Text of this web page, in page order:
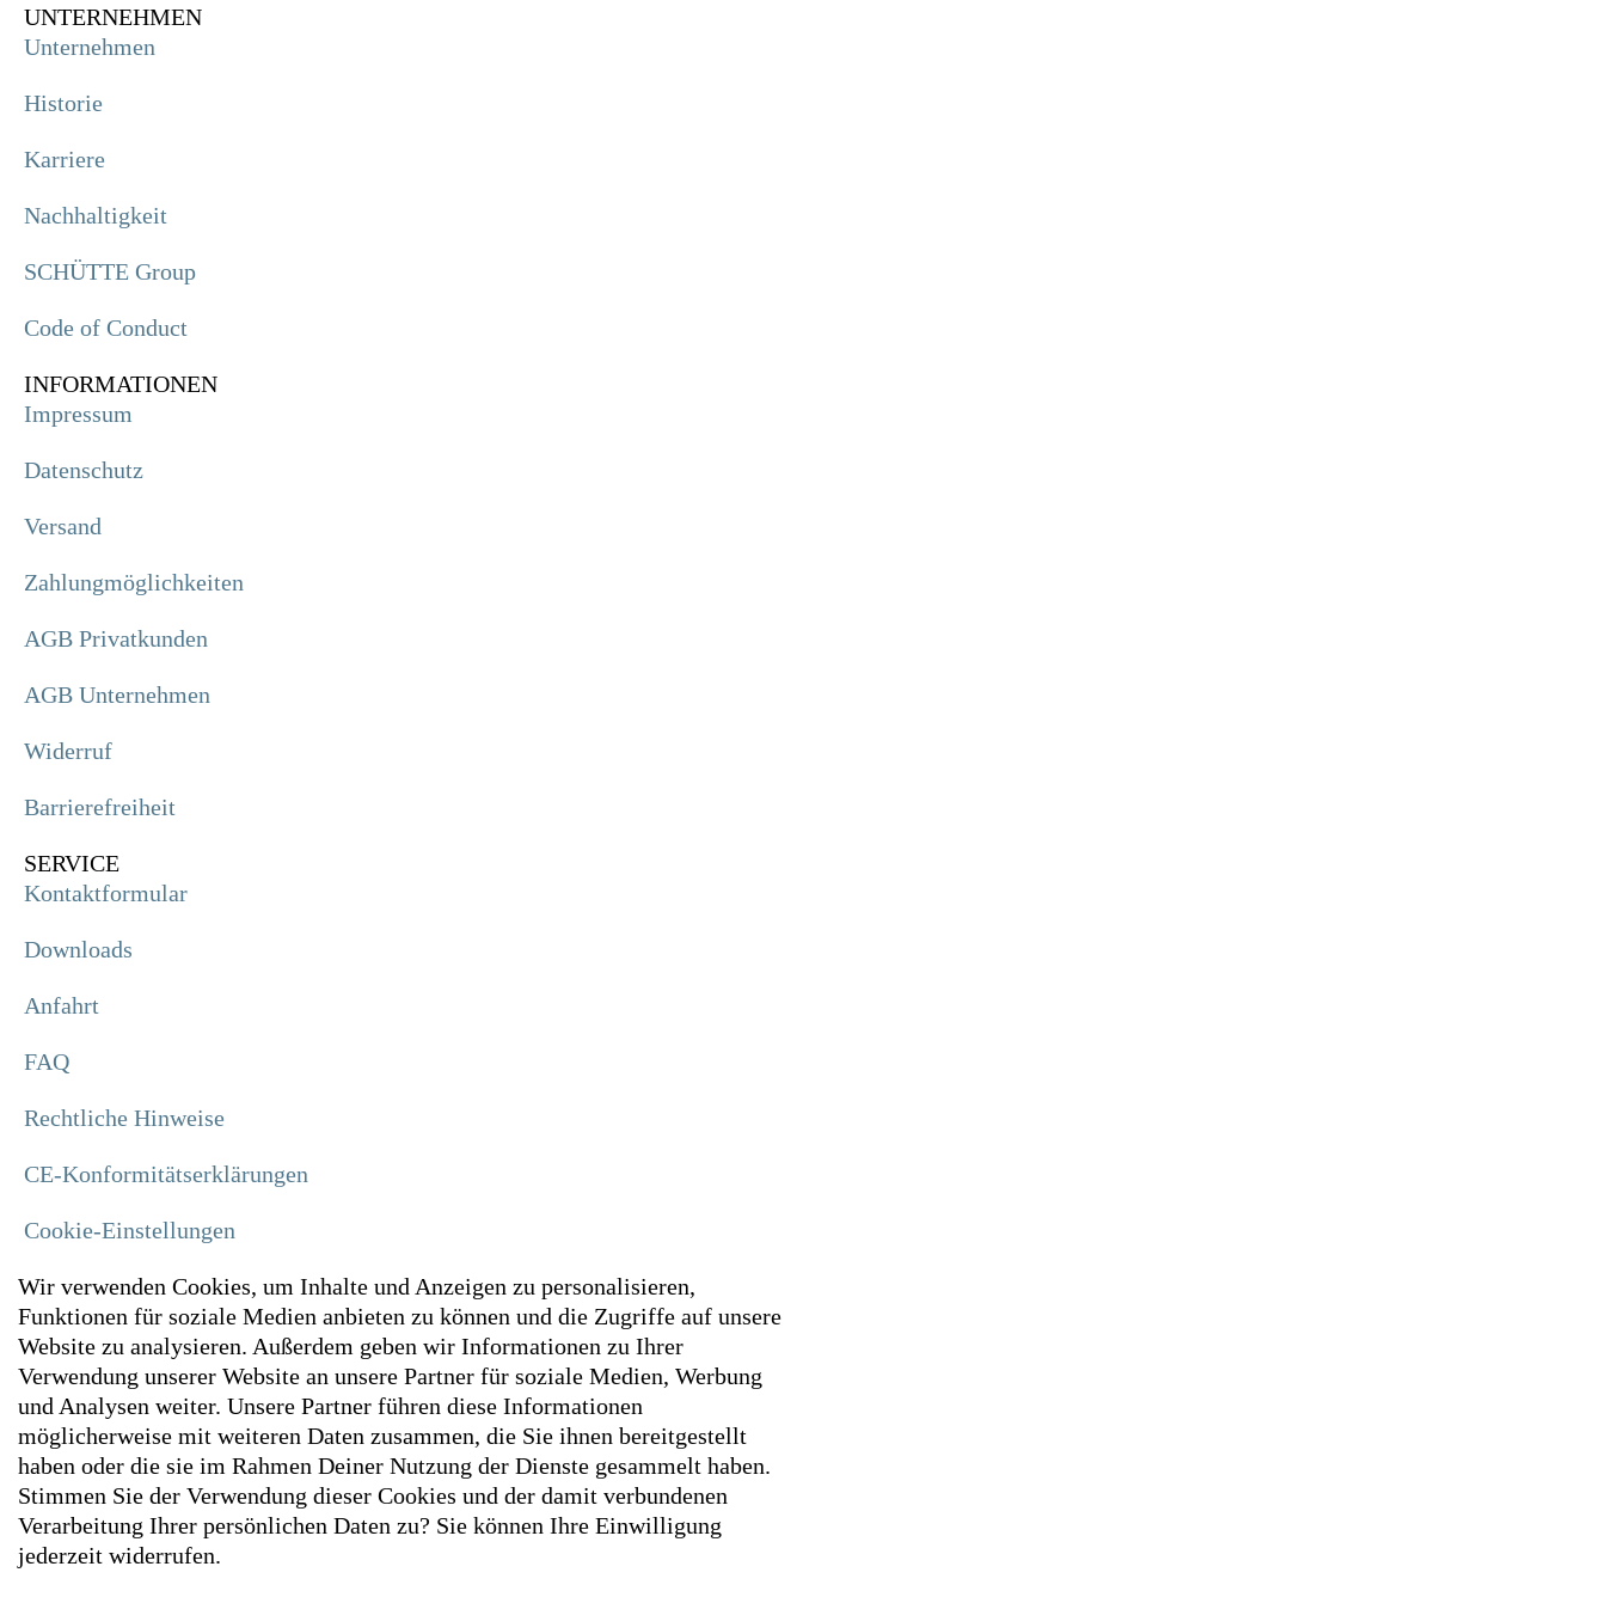
UNTERNEHMEN
Unternehmen
Historie
Karriere
Nachhaltigkeit
SCHÜTTE Group
Code of Conduct
INFORMATIONEN
Impressum
Datenschutz
Versand
Zahlungmöglichkeiten
AGB Privatkunden
AGB Unternehmen
Widerruf
Barrierefreiheit
SERVICE
Kontaktformular
Downloads
Anfahrt
FAQ
Rechtliche Hinweise
CE-Konformitätserklärungen
Cookie-Einstellungen
Wir verwenden Cookies, um Inhalte und Anzeigen zu personalisieren,
Funktionen für soziale Medien anbieten zu können und die Zugriffe auf unsere
Website zu analysieren. Außerdem geben wir Informationen zu Ihrer
Verwendung unserer Website an unsere Partner für soziale Medien, Werbung
und Analysen weiter. Unsere Partner führen diese Informationen
möglicherweise mit weiteren Daten zusammen, die Sie ihnen bereitgestellt
haben oder die sie im Rahmen Deiner Nutzung der Dienste gesammelt haben.
Stimmen Sie der Verwendung dieser Cookies und der damit verbundenen
Verarbeitung Ihrer persönlichen Daten zu? Sie können Ihre Einwilligung
jederzeit widerrufen.